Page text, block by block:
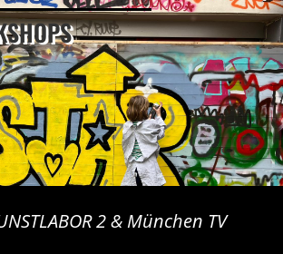
2 & München TV